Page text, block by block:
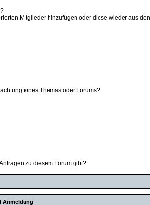
Mitglieder hinzufügen oder diese wieder aus den
eines Themas oder Forums?
zu diesem Forum gibt?
Anmeldung